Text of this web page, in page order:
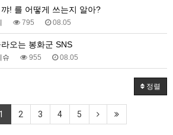
! 를 어떻게 쓰는지 알아?
795 08.05
오는 봉화군 SNS
슈 955 08.05
정렬
1 2 3 4 5